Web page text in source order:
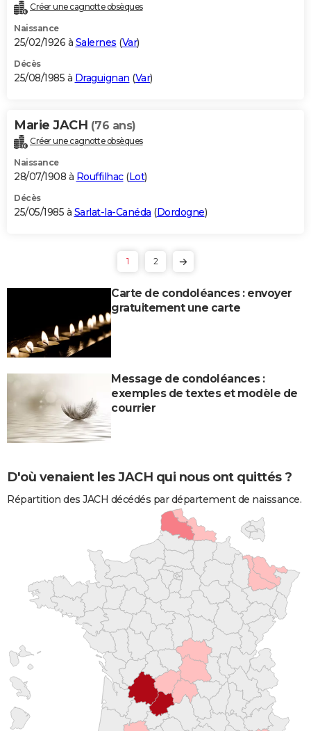
Créer une cagnotte obsèques
Naissance
25/02/1926 à Salernes (Var)
Décès
25/08/1985 à Draguignan (Var)
Marie JACH (76 ans)
Créer une cagnotte obsèques
Naissance
28/07/1908 à Rouffilhac(Lot)
Décès
25/05/1985 à Sarlat-la-Canéda (Dordogne)
1 2
Carte de condoléances : envoyer
gratuitement une carte
Message de condoléances :
exemples de textes et modèle de
courrier
D'où venaient les JACH qui nous ont quittés ?
Répartition des JACH décédés par département de naissance.